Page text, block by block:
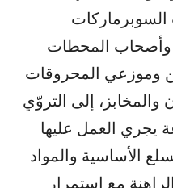
السوبرماركات
وأصحاب المحطات
وموزعي المحروقات
والمخابز، إلى التروّي
يجري العمل عليها
الأساسية والمواد
مع استمرار